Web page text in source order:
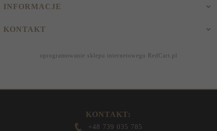
INFORMACJE
KONTAKT
oprogramowanie sklepu internetowego RedCart.pl
KONTAKT:
+48 739 035 785